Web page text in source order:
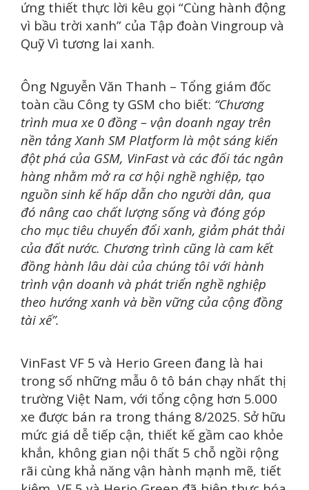
ứng thiết thực lời kêu gọi “Cùng hành động
vì bầu trời xanh” của Tập đoàn Vingroup và
Quỹ Vì tương lai xanh.
Ông Nguyễn Văn Thanh – Tổng giám đốc
toàn cầu Công ty GSM cho biết: “Chương
trình mua xe 0 đồng – vận doanh ngay trên
nền tảng Xanh SM Platform là một sáng kiến
đột phá của GSM, VinFast và các đối tác ngân
hàng nhằm mở ra cơ hội nghề nghiệp, tạo
nguồn sinh kế hấp dẫn cho người dân, qua
đó nâng cao chất lượng sống và đóng góp
cho mục tiêu chuyển đổi xanh, giảm phát thải
của đất nước. Chương trình cũng là cam kết
đồng hành lâu dài của chúng tôi với hành
trình vận doanh và phát triển nghề nghiệp
theo hướng xanh và bền vững của cộng đồng
tài xế”.
VinFast VF 5 và Herio Green đang là hai
trong số những mẫu ô tô bán chạy nhất thị
trường Việt Nam, với tổng cộng hơn 5.000
xe được bán ra trong tháng 8/2025. Sở hữu
mức giá dễ tiếp cận, thiết kế gầm cao khỏe
khắn, không gian nội thất 5 chỗ ngồi rộng
rãi cùng khả năng vận hành mạnh mẽ, tiết